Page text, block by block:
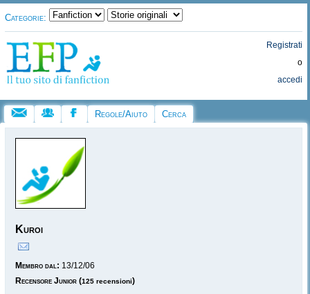
Categorie:
Registrati
o
accedi
Regole/Aiuto Cerca
Kuroi
Membro dal: 13/12/06
Recensore Junior (125 recensioni)